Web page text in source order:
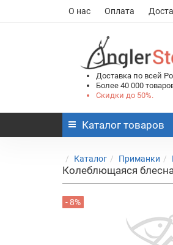
О нас Оплата
Доставка по всей
Более 40 000
Скидки до 50%.
Каталог товаров
Каталог Приманки
Колеблющаяся
- 8%